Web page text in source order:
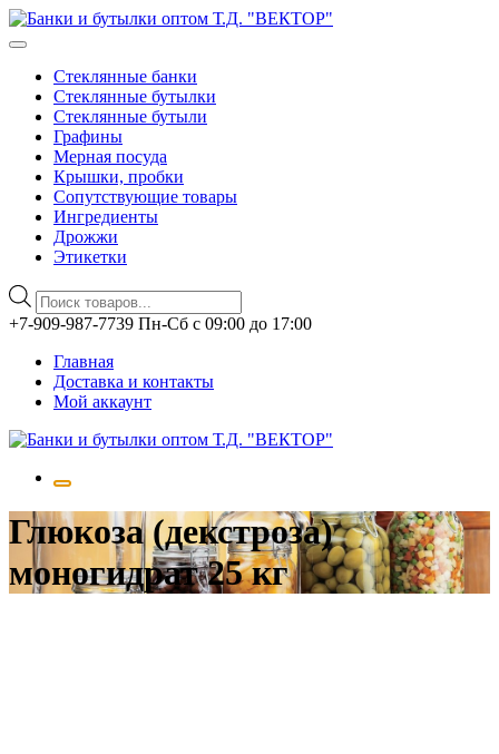
Стеклянные банки
Стеклянные бутылки
Стеклянные бутыли
Графины
Мерная посуда
Крышки, пробки
Сопутствующие товары
Ингредиенты
Дрожжи
Этикетки
Поиск
товаров
Перейти
содержимому
+7-909-987-7739 Пн-Сб с 09:00 до 17:00
Главная
Доставка и контакты
Мой аккаунт
Глюкоза (декстроза)
моногидрат 25 кг